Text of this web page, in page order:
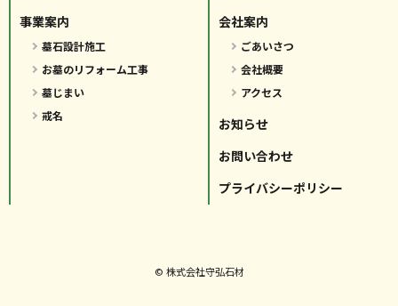
事業案内
墓石設計施工
お墓のリフォーム工事
墓じまい
戒名
会社案内
ごあいさつ
会社概要
アクセス
お知らせ
お問い合わせ
プライバシーポリシー
© 株式会社守弘石材